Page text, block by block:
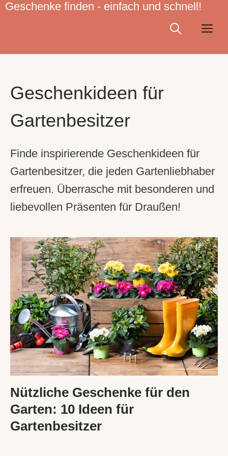
Zum
Geschenke finden - einfach und schnell!
Geschenkideen für
Gartenbesitzer
Finde inspirierende Geschenkideen für
Gartenbesitzer, die jeden Gartenliebhaber
erfreuen. Überrasche mit besonderen und
liebevollen Präsenten für Draußen!
Nützliche Geschenke für den
Garten: 10 Ideen für
Gartenbesitzer